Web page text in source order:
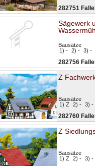
282751
Sägewerk
Bausätze
1) - 2) - 3) -
282756
Z
Bausätze
1) Z
2) - 3) -
282760
Z
Bausätze
1) Z
2) - 3) -